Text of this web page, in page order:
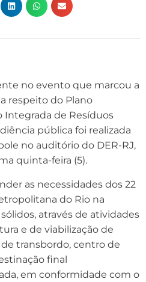
no evento que marcou a
respeito do Plano
Integrada de Resíduos
pública foi realizada
no auditório do DER-RJ,
quinta-feira (5).
as necessidades dos 22
do Rio na
através de atividades
e de viabilização de
transbordo, centro de
final
em conformidade com o